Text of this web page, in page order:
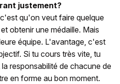
justement?
qu'on veut faire quelque
obtenir une médaille. Mais
équipe. L'avantage, c'est
Si tu cours très vite, tu
responsabilité de chacune de
en forme au bon moment.